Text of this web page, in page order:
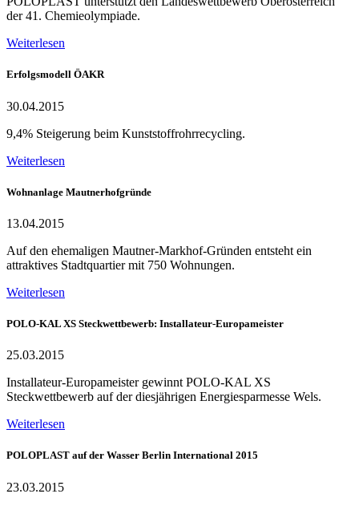
der 41. Chemieolympiade.
Weiterlesen
Erfolgsmodell ÖAKR
30.04.2015
9,4% Steigerung beim Kunststoffrohrrecycling.
Weiterlesen
Wohnanlage Mautnerhofgründe
13.04.2015
Auf den ehemaligen Mautner-Markhof-Gründen entsteht ein
attraktives Stadtquartier mit 750 Wohnungen.
Weiterlesen
POLO-KAL XS Steckwettbewerb: Installateur-Europameister
25.03.2015
Installateur-Europameister gewinnt POLO-KAL XS
Steckwettbewerb auf der diesjährigen Energiesparmesse Wels.
Weiterlesen
POLOPLAST auf der Wasser Berlin International 2015
23.03.2015